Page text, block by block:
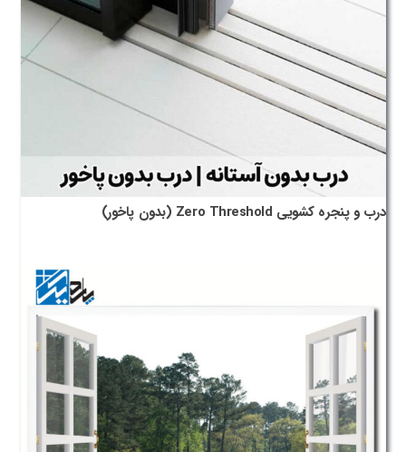
درب و پنجره کشویی Zero Threshold (بدون پاخور)